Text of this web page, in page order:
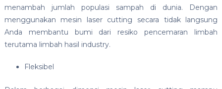
menambah jumlah populasi sampah di dunia. Dengan
menggunakan mesin laser cutting secara tidak langsung
Anda membantu bumi dari resiko pencemaran limbah
terutama limbah hasil industry.
Fleksibel